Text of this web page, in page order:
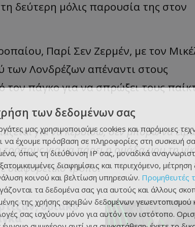
δεύτερη μόλις παρουσία της στον
Παρί Σεν Ζερμέν, με τον
των Λονδρέζων απέναντι στους
τον πάγκο για να σπρώξει τους
για να κερδίσω, δεν μπορώ να
για να πάρει η ομάδα μου τη
διαφορετικό τρόπο.
οριακό
των δεδομένων σας
μας χρησιμοποιούμε cookies και παρόμοιες
να έχουμε πρόσβαση σε πληροφορίες στη συσκευή
όπως τη διεύθυνση IP σας, μοναδικά
διαφημίσεις και περιεχόμενο,
κοινού και βελτίωση υπηρεσιών. Προμηθευτές
τα δεδομένα σας για αυτούς και άλλους
της χρήσης ακριβών δεδομένων γεωεντοπισμού
σας ισχύουν μόνο για αυτόν τον ιστότοπο.